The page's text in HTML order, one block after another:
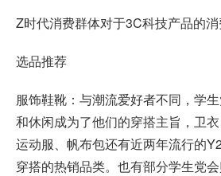
Z时代消费群体对于3C科技产品的消
选品推荐
服饰鞋靴：与潮流爱好者不同，学
和休闲成为了他们的穿搭主旨，卫衣
运动服、帆布包还有近两年流行的
穿搭的热销品类。也有部分学生党会